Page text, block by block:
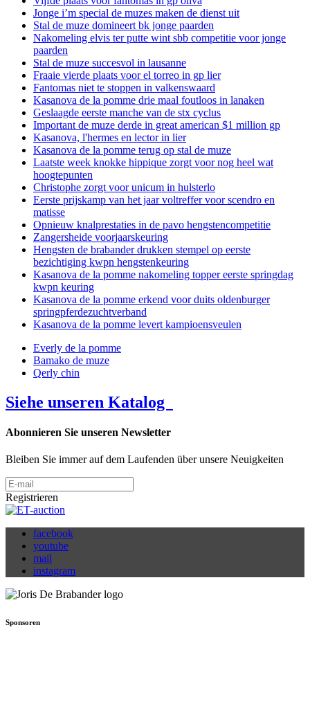
Jonge i’m special de muzes maken de dienst uit
Stal de muze domineert bk jonge paarden
Nakomeling elvis ter putte wint sbb competitie voor jonge
paarden
Stal de muze succesvol in lausanne
Fraaie vierde plaats voor el torreo in gp lier
Fantomas niet te stoppen in valkenswaard
Kasanova de la pomme drie maal foutloos in lanaken
Geslaagde eerste manche van de stx cyclus
Important de muze derde in great american $1 million gp
Kasanova, l'hermes en lector in lier
Kasanova de la pomme terug op stal de muze
Laatste week knokke hippique zorgt voor nog heel wat
hoogtepunten
Christophe zorgt voor unicum in hulsterlo
Eerste prijskamp van het jaar voltreffer voor scendro en
matisse
Opnieuw knalprestaties in de pavo hengstencompetitie
Zangersheide voorjaarskeuring
Hengsten de brabander drukken stempel op eerste
bezichtiging kwpn hengstenkeuring
Kasanova de la pomme nakomeling topper eerste springdag
kwpn keuring
Kasanova de la pomme erkend voor duits oldenburger
springpferdezuchtverband
Kasanova de la pomme levert kampioensveulen
Everly de la pomme
Bamako de muze
Qerly chin
Siehe unseren Katalog
Abonnieren Sie unseren Newsletter
Bleiben Sie immer auf dem Laufenden über unsere Neuigkeiten
Registrieren
facebook
youtube
mail
instagram
Sponsoren